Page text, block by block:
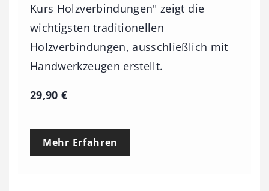
Kurs Holzverbindungen" zeigt die
wichtigsten traditionellen
Holzverbindungen, ausschließlich mit
Handwerkzeugen erstellt.
29,90€
Mehr Erfahren